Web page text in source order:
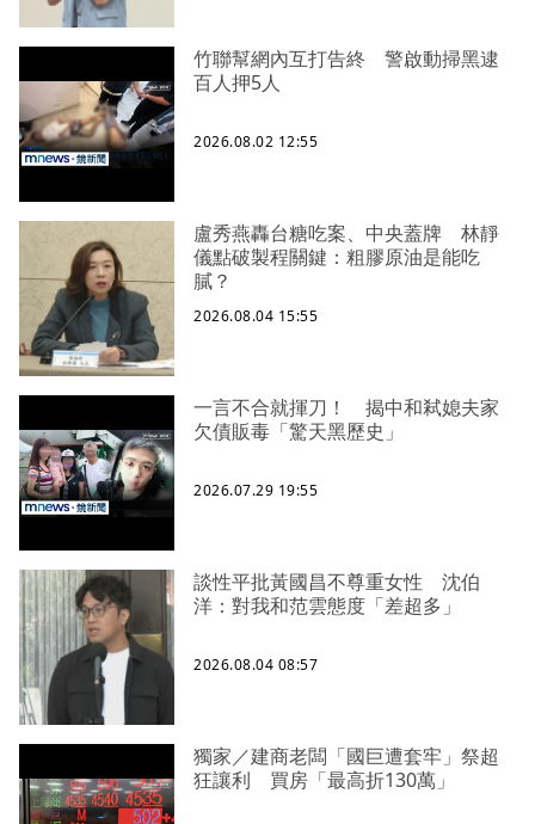
竹聯幫網內互打告終 警啟動掃黑逮
百人押5人
2026.08.02 12:55
盧秀燕轟台糖吃案、中央蓋牌 林靜
儀點破製程關鍵：粗膠原油是能吃
膩？
2026.08.04 15:55
一言不合就揮刀！ 揭中和弒媳夫家
欠債販毒「驚天黑歷史」
2026.07.29 19:55
談性平批黃國昌不尊重女性 沈伯
洋：對我和范雲態度「差超多」
2026.08.04 08:57
獨家／建商老闆「國巨遭套牢」祭超
狂讓利 買房「最高折130萬」